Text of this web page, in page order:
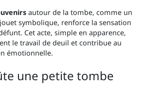
autour de la tombe, comme un
symbolique, renforce la sensation
Cet acte, simple en apparence,
le travail de deuil et contribue au
émotionnelle.
une petite tombe